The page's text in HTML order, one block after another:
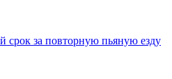
срок за повторную пьяную езду